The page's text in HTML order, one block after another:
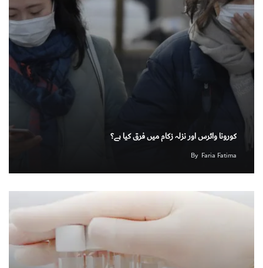
کورونا وائرس اور نزلہ زکام میں فرق کیا ہے؟
By Faria Fatima